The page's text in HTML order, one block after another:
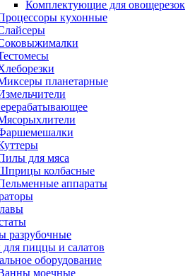
Комплектующие для овощерезок
кухонные
планетарные
для мяса
колбасные
аппараты
разрубочные
пиццы и салатов
оборудование
моечные